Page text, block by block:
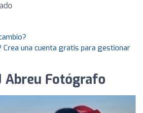
Crea una cuenta gratis para gestionar
Abreu Fotógrafo